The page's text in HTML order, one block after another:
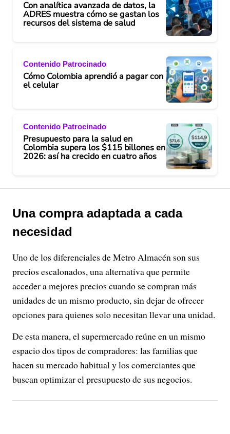
Con analítica avanzada de datos, la
ADRES muestra cómo se gastan los
recursos del sistema de salud
Contenido Patrocinado
Cómo Colombia aprendió a pagar con
el celular
Contenido Patrocinado
Presupuesto para la salud en
Colombia supera los $115 billones en
2026: así ha crecido en cuatro años
Una compra adaptada a cada
necesidad
Uno de los diferenciales de Metro Almacén son sus
precios escalonados, una alternativa que permite
acceder a mejores precios cuando se compran más
unidades de un mismo producto, sin dejar de ofrecer
opciones para quienes solo necesitan llevar una unidad.
De esta manera, el supermercado reúne en un mismo
espacio dos tipos de compradores: las familias que
hacen su mercado habitual y los comerciantes que
buscan optimizar el presupuesto de sus negocios.